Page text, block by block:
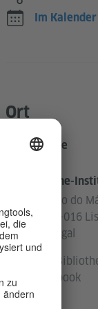
Im
Ort
Online
Goethe-
Campo do
1169-016
Portugal
Ort:
Facebook